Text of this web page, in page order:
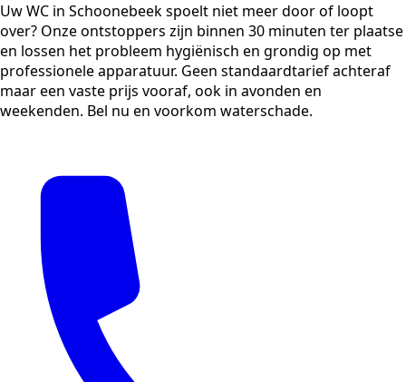
Uw WC in Schoonebeek spoelt niet meer door of loopt
over? Onze ontstoppers zijn binnen 30 minuten ter plaatse
en lossen het probleem hygiënisch en grondig op met
professionele apparatuur. Geen standaardtarief achteraf
maar een vaste prijs vooraf, ook in avonden en
weekenden. Bel nu en voorkom waterschade.